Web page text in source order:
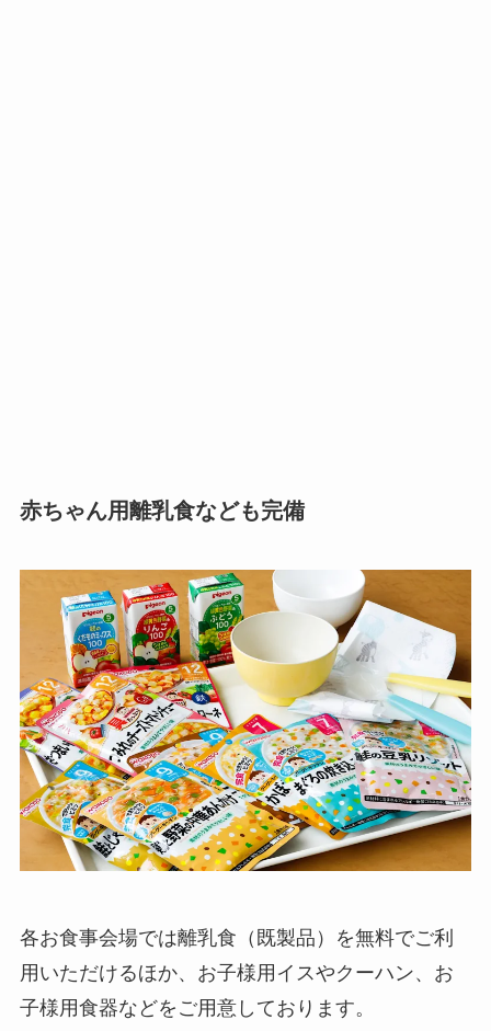
赤ちゃん用離乳食なども完備
各お食事会場では離乳食（既製品）を無料でご利
用いただけるほか、お子様用イスやクーハン、お
子様用食器などをご用意しております。